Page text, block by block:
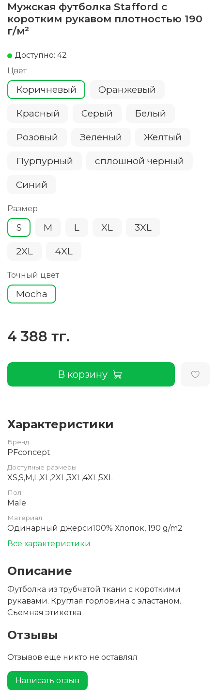
Мужская футболка Stafford с
коротким рукавом плотностью 190
г/м²
Доступно: 42
Цвет
Коричневый Оранжевый
Красный Серый Белый
Розовый Зеленый Желтый
Пурпурный сплошной черный
Cиний
Размер
S M L XL 3XL
2XL 4XL
Точный цвет
Mocha
4 388 тг.
В корзину
Характеристики
Бренд
PFconcept
Доступные размеры
XS,S,M,L,XL,2XL,3XL,4XL,5XL
Пол
Male
Материал
Одинарный джерси100% Хлопок, 190 g/m2
Все характеристики
Описание
Футболка из трубчатой ткани с короткими
рукавами. Круглая горловина с эластаном.
Съемная этикетка.
Отзывы
Отзывов еще никто не оставлял
Написать отзыв